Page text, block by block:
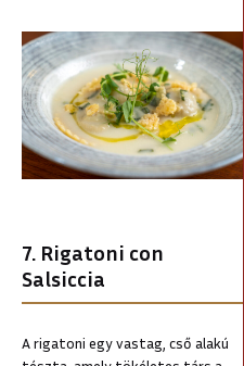
7. Rigatoni con
Salsiccia
A rigatoni egy vastag, cső alakú